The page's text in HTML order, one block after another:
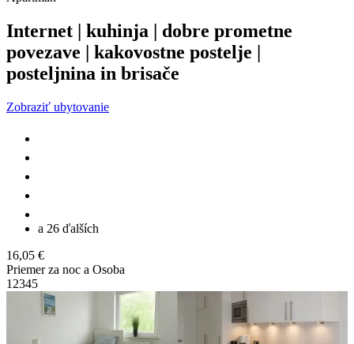
Internet | kuhinja | dobre prometne
povezave | kakovostne postelje |
posteljnina in brisače
Zobraziť ubytovanie
a 26 ďalších
16,05 €
Priemer za noc a Osoba
1 2345